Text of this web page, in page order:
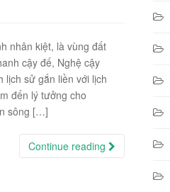
nhân kiệt, là vùng đất
cậy đế, Nghệ cậy
lịch sử gắn liền với lịch
đến lý tưởng cho
sông […]
Continue reading